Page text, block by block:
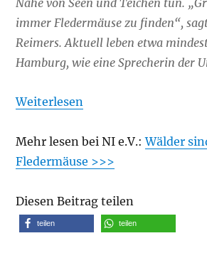
immer Fledermäuse zu finden“,
Reimers. Aktuell leben etwa
Hamburg, wie eine Sprecherin der
Weiterlesen
Mehr lesen bei NI e.V.:Wälder
Fledermäuse >>>
Diesen Beitrag teilen
teilen teilen